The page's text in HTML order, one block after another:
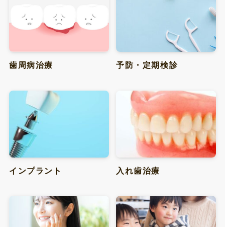
歯周病治療 予防・定期検診
インプラント 入れ歯治療